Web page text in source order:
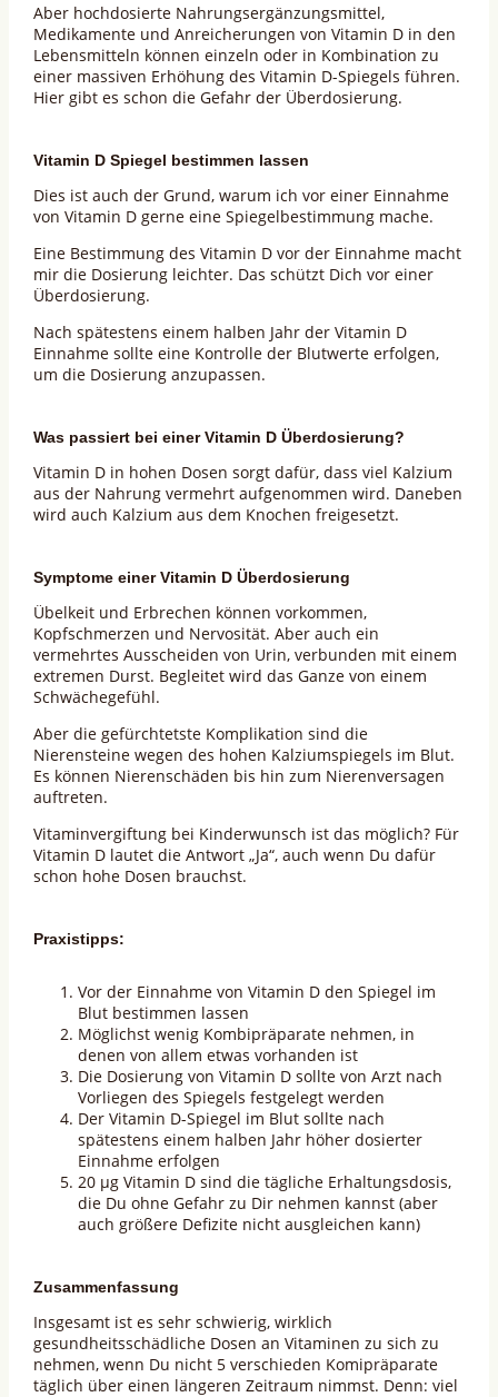
Aber hochdosierte Nahrungsergänzungsmittel,
Medikamente und Anreicherungen von Vitamin D in den
Lebensmitteln können einzeln oder in Kombination zu
einer massiven Erhöhung des Vitamin D-Spiegels führen.
Hier gibt es schon die Gefahr der Überdosierung.
Vitamin D Spiegel bestimmen lassen
Dies ist auch der Grund, warum ich vor einer Einnahme
von Vitamin D gerne eine Spiegelbestimmung mache.
Eine Bestimmung des Vitamin D vor der Einnahme macht
mir die Dosierung leichter. Das schützt Dich vor einer
Überdosierung.
Nach spätestens einem halben Jahr der Vitamin D
Einnahme sollte eine Kontrolle der Blutwerte erfolgen,
um die Dosierung anzupassen.
Was passiert bei einer Vitamin D Überdosierung?
Vitamin D in hohen Dosen sorgt dafür, dass viel Kalzium
aus der Nahrung vermehrt aufgenommen wird. Daneben
wird auch Kalzium aus dem Knochen freigesetzt.
Symptome einer Vitamin D Überdosierung
Übelkeit und Erbrechen können vorkommen,
Kopfschmerzen und Nervosität. Aber auch ein
vermehrtes Ausscheiden von Urin, verbunden mit einem
extremen Durst. Begleitet wird das Ganze von einem
Schwächegefühl.
Aber die gefürchtetste Komplikation sind die
Nierensteine wegen des hohen Kalziumspiegels im Blut.
Es können Nierenschäden bis hin zum Nierenversagen
auftreten.
Vitaminvergiftung bei Kinderwunsch ist das möglich? Für
Vitamin D lautet die Antwort „Ja“, auch wenn Du dafür
schon hohe Dosen brauchst.
Praxistipps:
Vor der Einnahme von Vitamin D den Spiegel im
Blut bestimmen lassen
Möglichst wenig Kombipräparate nehmen, in
denen von allem etwas vorhanden ist
Die Dosierung von Vitamin D sollte von Arzt nach
Vorliegen des Spiegels festgelegt werden
Der Vitamin D-Spiegel im Blut sollte nach
spätestens einem halben Jahr höher dosierter
Einnahme erfolgen
20 µg Vitamin D sind die tägliche Erhaltungsdosis,
die Du ohne Gefahr zu Dir nehmen kannst (aber
auch größere Defizite nicht ausgleichen kann)
Zusammenfassung
Insgesamt ist es sehr schwierig, wirklich
gesundheitsschädliche Dosen an Vitaminen zu sich zu
nehmen, wenn Du nicht 5 verschieden Komipräparate
täglich über einen längeren Zeitraum nimmst. Denn: viel